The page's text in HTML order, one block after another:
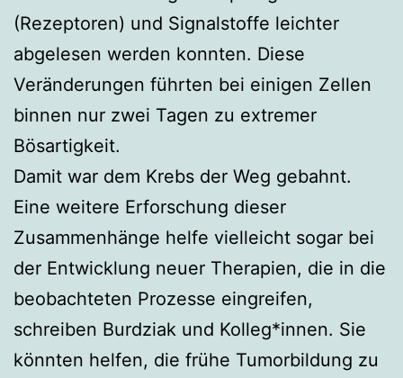
(Rezeptoren) und Signalstoffe leichter
abgelesen werden konnten. Diese
Veränderungen führten bei einigen Zellen
binnen nur zwei Tagen zu extremer
Bösartigkeit.
Damit war dem Krebs der Weg gebahnt.
Eine weitere Erforschung dieser
Zusammenhänge helfe vielleicht sogar bei
der Entwicklung neuer Therapien, die in die
beobachteten Prozesse eingreifen,
schreiben Burdziak und Kolleg*innen. Sie
könnten helfen, die frühe Tumorbildung zu